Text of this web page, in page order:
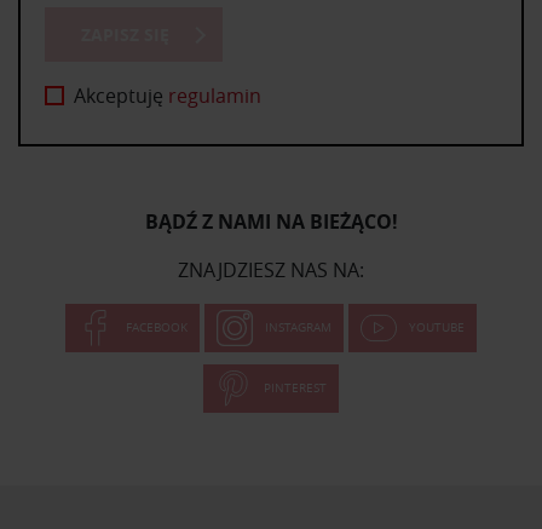
Akceptuję regulamin
BĄDŹ Z NAMI NA BIEŻĄCO!
ZNAJDZIESZ NAS NA:
FACEBOOK INSTAGRAM YOUTUBE
PINTEREST